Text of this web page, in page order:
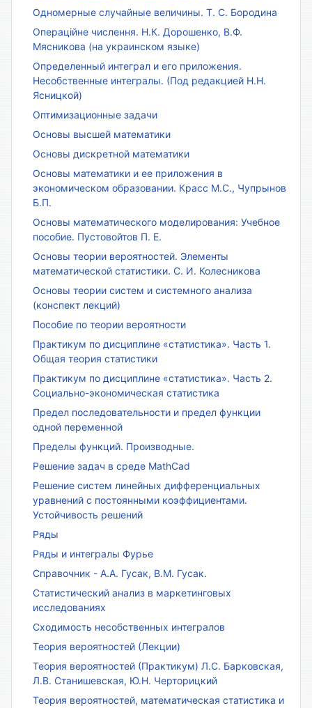
Одномерные случайные величины. Т. С. Бородина
Операційне числення. Н.К. Дорошенко, В.Ф.
Мясникова (на украинском языке)
Определенный интеграл и его приложения.
Несобственные интегралы. (Под редакцией Н.Н.
Ясницкой)
Оптимизационные задачи
Основы высшей математики
Основы дискретной математики
Основы математики и ее приложения в
экономическом образовании. Красс М.С., Чупрынов
Б.П.
Основы математического моделирования: Учебное
пособие. Пустовойтов П. Е.
Основы теории вероятностей. Элементы
математической статистики. С. И. Колесникова
Основы теории систем и системного анализа
(конспект лекций)
Пособие по теории вероятности
Практикум по дисциплине «статистика». Часть 1.
Общая теория статистики
Практикум по дисциплине «статистика». Часть 2.
Социально-экономическая статистика
Предел последовательности и предел функции
одной переменной
Пределы функций. Производные.
Решение задач в среде MathCad
Решение систем линейных дифференциальных
уравнений с постоянными коэффициентами.
Устойчивость решений
Ряды
Ряды и интегралы Фурье
Справочник - А.А. Гусак, В.М. Гусак.
Статистический анализ в маркетинговых
исследованиях
Сходимость несобственных интегралов
Теория вероятностей (Лекции)
Теория вероятностей (Практикум) Л.С. Барковская,
Л.В. Станишевская, Ю.Н. Черторицкий
Теория вероятностей, математическая статистика и